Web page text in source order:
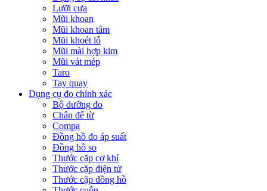
Lưỡi cưa
Mũi khoan
Mũi khoan tâm
Mũi khoét lỗ
Mũi mài hợp kim
Mũi vát mép
Taro
Tay quay
Dụng cụ đo chính xác
Bộ dưỡng đo
Chân đế từ
Compa
Đồng hồ đo áp suất
Đồng hồ so
Thước cặp cơ khí
Thước cặp điện tử
Thước cặp đồng hồ